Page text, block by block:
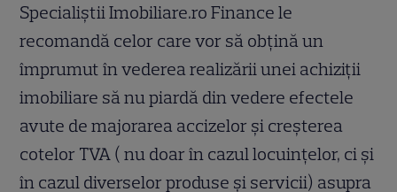
Specialiștii Imobiliare.ro Finance le
recomandă celor care vor să obțină un
împrumut în vederea realizării unei achiziții
imobiliare să nu piardă din vedere efectele
avute de majorarea accizelor și creșterea
cotelor TVA ( nu doar în cazul locuințelor, ci și
în cazul diverselor produse și servicii) asupra